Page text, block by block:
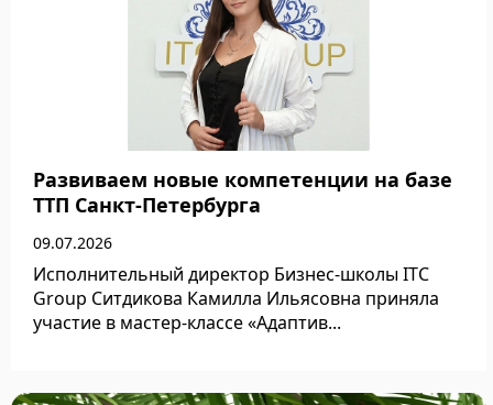
Развиваем новые компетенции на базе
ТТП Санкт-Петербурга
09.07.2026
Исполнительный директор Бизнес-школы ITC
Group Ситдикова Камилла Ильясовна приняла
участие в мастер-классе «Адаптив...